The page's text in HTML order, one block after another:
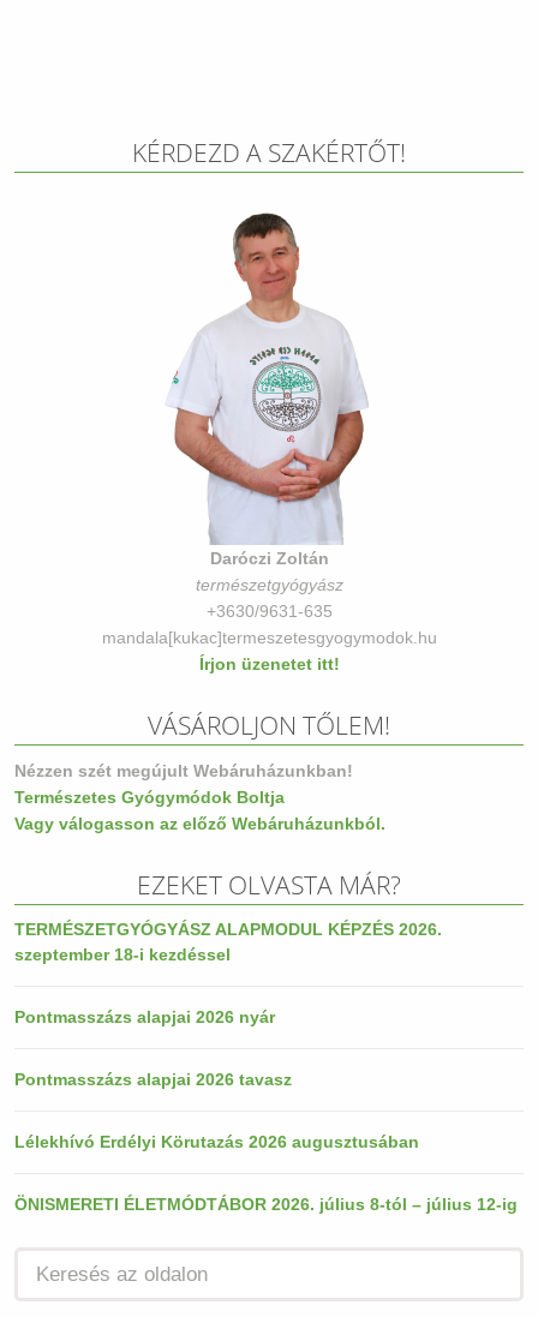
KÉRDEZD A SZAKÉRTŐT!
Daróczi Zoltán
természetgyógyász
+3630/9631-635
mandala[kukac]termeszetesgyogymodok.hu
Írjon üzenetet itt!
VÁSÁROLJON TŐLEM!
Nézzen szét megújult Webáruházunkban!
Természetes Gyógymódok Boltja
Vagy válogasson az előző Webáruházunkból.
EZEKET OLVASTA MÁR?
TERMÉSZETGYÓGYÁSZ ALAPMODUL KÉPZÉS 2026.
szeptember 18-i kezdéssel
Pontmasszázs alapjai 2026 nyár
Pontmasszázs alapjai 2026 tavasz
Lélekhívó Erdélyi Körutazás 2026 augusztusában
ÖNISMERETI ÉLETMÓDTÁBOR 2026. július 8-tól – július 12-ig